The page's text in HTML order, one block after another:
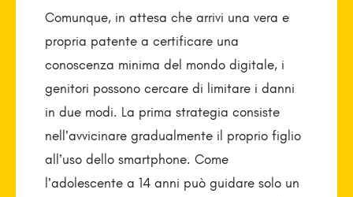
Comunque, in attesa che arrivi una vera e
propria patente a certificare una
conoscenza minima del mondo digitale, i
genitori possono cercare di limitare i danni
in due modi. La prima strategia consiste
nell’avvicinare gradualmente il proprio figlio
all’uso dello smart­phone. Come
l’adolescente a 14 anni può guidare solo un